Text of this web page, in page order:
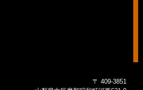
〒 409-3851